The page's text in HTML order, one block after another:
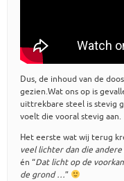
Dus, de inhoud van de
gezien.Wat ons op is
uittrekbare steel is stevig
voelt die vooral stevig aan.
Het eerste wat wij terug
veel lichter dan die
én “Dat licht op de
de grond …”